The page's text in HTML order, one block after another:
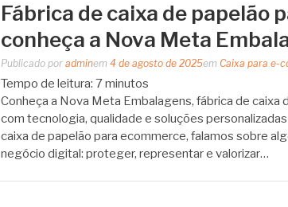
Fábrica de caixa de papelão
conheça a Nova Meta
Publicado por adminem 4 de agosto de 2025em Caixa para e-
Tempo de leitura: 7minutos
Conheça a Nova Meta Embalagens, fábrica de caixa
com tecnologia, qualidade e soluções
caixa de papelão para ecommerce, falamos sobre
negócio digital: proteger, representar e valorizar…